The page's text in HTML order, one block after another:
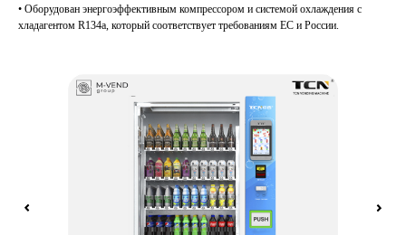
• Оборудован энергоэффективным компрессором и системой охлаждения с
хладагентом R134a, который соответствует требованиям ЕС и России.